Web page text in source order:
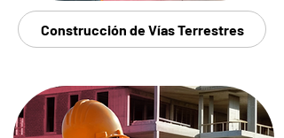
Construcción de Vías Terrestres